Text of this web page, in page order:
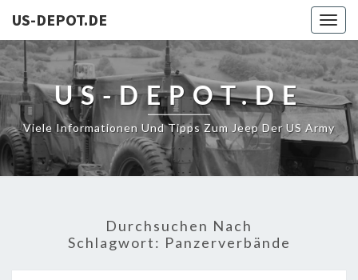
US-DEPOT.DE
US-DEPOT.DE
Viele Informationen Und Tipps Zum Jeep Der US Army
Durchsuchen Nach
Schlagwort: Panzerverbände